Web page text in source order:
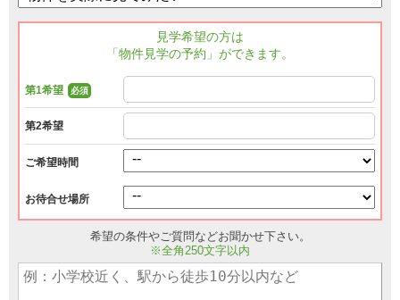
見学希望の方は
「物件見学の予約」ができます。
第1希望 必須
第2希望
ご希望時間
お待合せ場所
希望の条件やご質問などお聞かせ下さい。
※全角250文字以内